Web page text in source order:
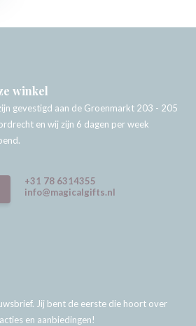
winkel
gevestigd aan de Groenmarkt 203 - 205
en wij zijn 6 dagen per week
+31 78 6314355
info@magicalgifts.nl
Jij bent de eerste die hoort over
en aanbiedingen!